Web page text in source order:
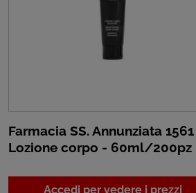
Farmacia SS. Annunziata 1561
Lozione corpo - 60ml/200pz
Accedi per vedere i prezzi